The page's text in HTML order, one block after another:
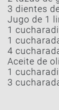
3 dientes
Jugo de 1
1
1
4
Aceite de
1
3